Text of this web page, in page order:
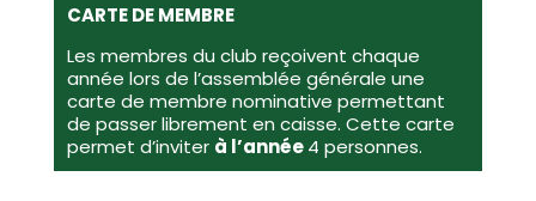
CARTE DE MEMBRE
Les membres du club reçoivent chaque
année lors de l’assemblée générale une
carte de membre nominative permettant
de passer librement en caisse. Cette carte
permet d’inviter à l’année4 personnes.